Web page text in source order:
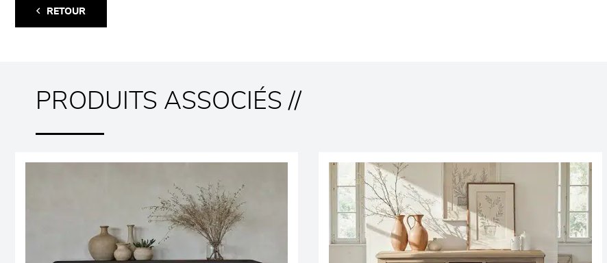
RETOUR
PRODUITS ASSOCIÉS //